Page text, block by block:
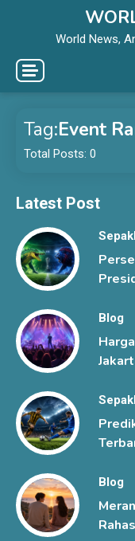
World News,
Tag:Event
Total Posts: 0
Latest Post
Blog
UEFA
Blog